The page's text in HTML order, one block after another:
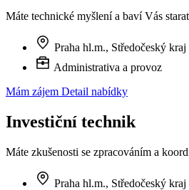
Máte technické myšlení a baví Vás
Praha hl.m., Středočeský kraj
Administrativa a provoz
Mám zájem Detail nabídky
Investiční technik
Máte zkušenosti se zpracováním a
Praha hl.m., Středočeský kraj